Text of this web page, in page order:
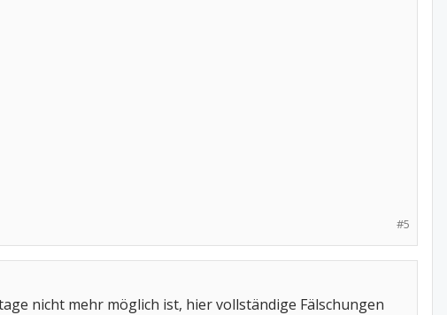
#5
nicht mehr möglich ist, hier vollständige Fälschungen